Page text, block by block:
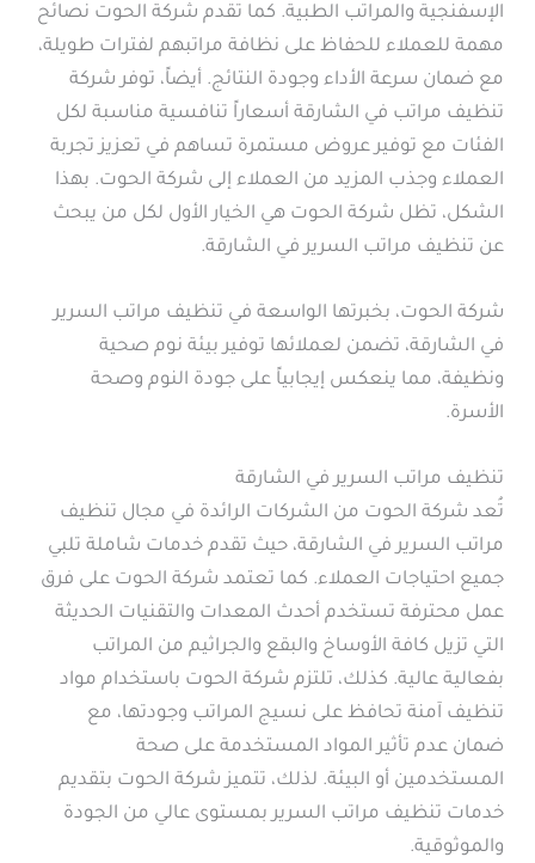
الإسفنجية والمراتب الطبية. كما تقدم شركة الحوت نصائح
مهمة للعملاء للحفاظ على نظافة مراتبهم لفترات طويلة،
مع ضمان سرعة الأداء وجودة النتائج. أيضاً، توفر شركة
تنظيف مراتب في الشارقة أسعاراً تنافسية مناسبة لكل
الفئات مع توفير عروض مستمرة تساهم في تعزيز تجربة
العملاء وجذب المزيد من العملاء إلى شركة الحوت. بهذا
الشكل، تظل شركة الحوت هي الخيار الأول لكل من يبحث
عن تنظيف مراتب السرير في الشارقة.
شركة الحوت، بخبرتها الواسعة في تنظيف مراتب السرير
في الشارقة، تضمن لعملائها توفير بيئة نوم صحية
ونظيفة، مما ينعكس إيجابياً على جودة النوم وصحة
الأسرة.
تنظيف مراتب السرير في الشارقة
تُعد شركة الحوت من الشركات الرائدة في مجال تنظيف
مراتب السرير في الشارقة، حيث تقدم خدمات شاملة تلبي
جميع احتياجات العملاء. كما تعتمد شركة الحوت على فرق
عمل محترفة تستخدم أحدث المعدات والتقنيات الحديثة
التي تزيل كافة الأوساخ والبقع والجراثيم من المراتب
بفعالية عالية. كذلك، تلتزم شركة الحوت باستخدام مواد
تنظيف آمنة تحافظ على نسيج المراتب وجودتها، مع
ضمان عدم تأثير المواد المستخدمة على صحة
المستخدمين أو البيئة. لذلك، تتميز شركة الحوت بتقديم
خدمات تنظيف مراتب السرير بمستوى عالي من الجودة
والموثوقية.